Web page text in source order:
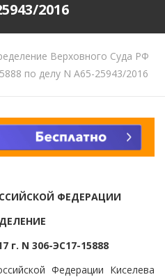
2016
Верховного Суда РФ
по делу N А65-25943/2016
ФЕДЕРАЦИИ
г. N 306-ЭС17-15888
Федерации Киселева